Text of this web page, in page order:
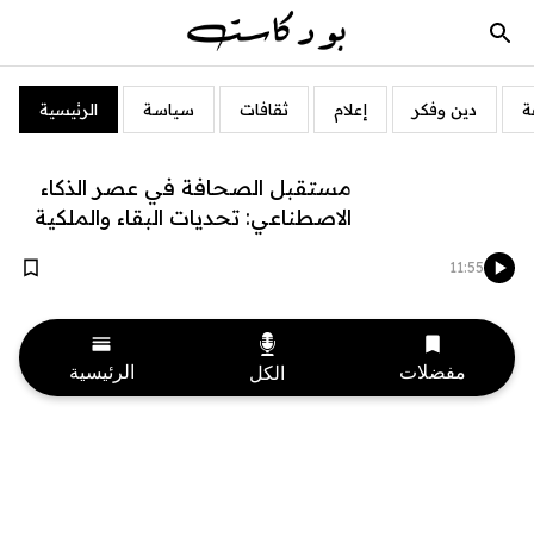
الرئيسية سياسة ثقافات إعلام دين وفكر
مستقبل الصحافة في عصر الذكاء
الاصطناعي: تحديات البقاء والملكية
11:55
الرئيسية الكل مفضلات